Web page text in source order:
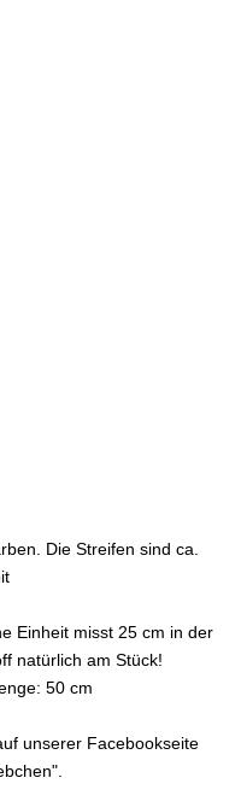
Die Streifen sind ca.
Einheit misst 25 cm in der
natürlich am Stück!
50 cm
unserer Facebookseite